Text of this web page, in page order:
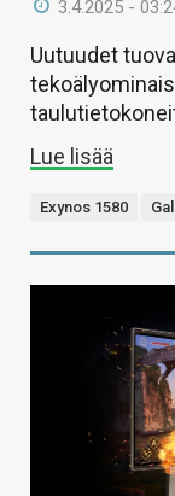
3.4.2025 -
Uutuudet
Lue lisää
Exynos 1580